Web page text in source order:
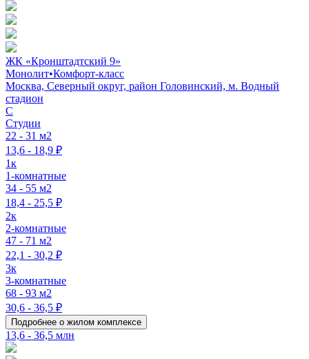
ЖК «Кронштадтский 9»
Монолит•Комфорт-класс
Москва, Северный округ, район Головинский, м. Водный
стадион
C
Студии
22 - 31 м2
13,6 - 18,9 ₽
1к
1-комнатные
34 - 55 м2
18,4 - 25,5 ₽
2к
2-комнатные
47 - 71 м2
22,1 - 30,2 ₽
3к
3-комнатные
68 - 93 м2
30,6 - 36,5 ₽
Подробнее о жилом комплексе
13,6 - 36,5 млн